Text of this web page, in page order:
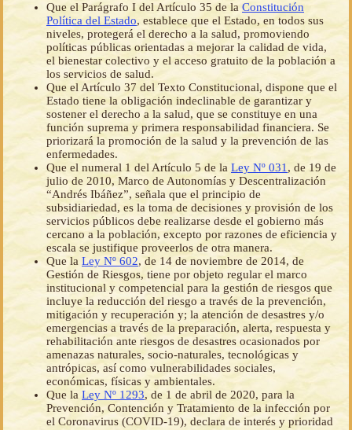
Que el Parágrafo I del Artículo 35 de la Constitución
Política del Estado, establece que el Estado, en todos sus
niveles, protegerá el derecho a la salud, promoviendo
políticas públicas orientadas a mejorar la calidad de vida,
el bienestar colectivo y el acceso gratuito de la población a
los servicios de salud.
Que el Artículo 37 del Texto Constitucional, dispone que el
Estado tiene la obligación indeclinable de garantizar y
sostener el derecho a la salud, que se constituye en una
función suprema y primera responsabilidad financiera. Se
priorizará la promoción de la salud y la prevención de las
enfermedades.
Que el numeral 1 del Artículo 5 de la Ley Nº 031 , de 19 de
julio de 2010, Marco de Autonomías y Descentralización
“Andrés Ibáñez”, señala que el principio de
subsidiariedad, es la toma de decisiones y provisión de los
servicios públicos debe realizarse desde el gobierno más
cercano a la población, excepto por razones de eficiencia y
escala se justifique proveerlos de otra manera.
Que la Ley Nº 602, de 14 de noviembre de 2014, de
Gestión de Riesgos, tiene por objeto regular el marco
institucional y competencial para la gestión de riesgos que
incluye la reducción del riesgo a través de la prevención,
mitigación y recuperación y; la atención de desastres y/o
emergencias a través de la preparación, alerta, respuesta y
rehabilitación ante riesgos de desastres ocasionados por
amenazas naturales, socio-naturales, tecnológicas y
antrópicas, así como vulnerabilidades sociales,
económicas, físicas y ambientales.
Que la Ley Nº 1293, de 1 de abril de 2020, para la
Prevención, Contención y Tratamiento de la infección por
el Coronavirus (COVID-19), declara de interés y prioridad